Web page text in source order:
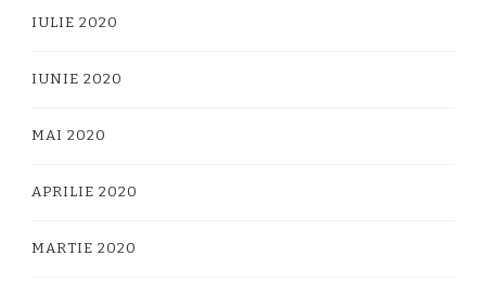
IULIE 2020
IUNIE 2020
MAI 2020
APRILIE 2020
MARTIE 2020